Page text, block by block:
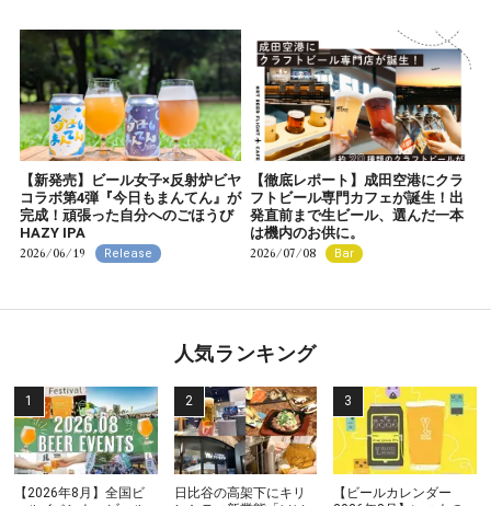
【新発売】ビール女子×反射炉ビヤ
コラボ第4弾『今日もまんてん』が
完成！頑張った自分へのごほうび
HAZY IPA
2026/06/19 Release
【徹底レポート】成田空港にクラ
フトビール専門カフェが誕生！出
発直前まで生ビール、選んだ一本
は機内のお供に。
2026/07/08 Bar
人気ランキング
【2026年8月】全国ビ
日比谷の高架下にキリ
【ビールカレンダー